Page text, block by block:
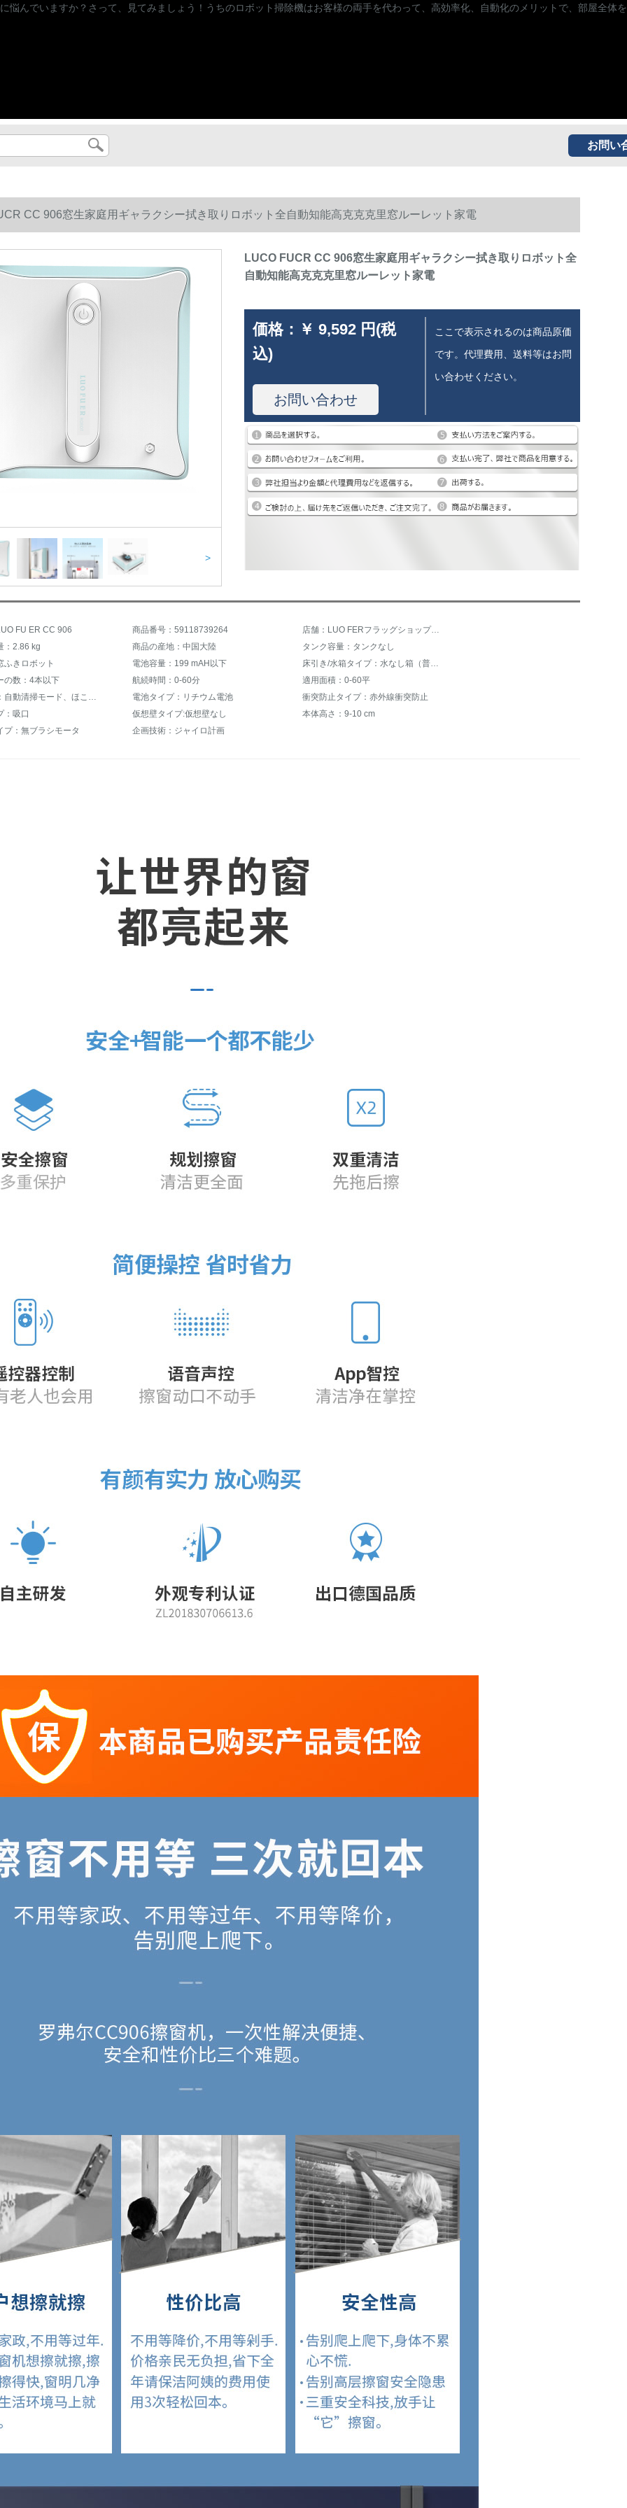
悩んでいますか？さって、見てみましょう！うちのロボット掃除機はお客様の両手を代わって、高効率化、自動化のメリットで、部屋全体
お問い
CC 906窓生家庭用ギャラクシー拭き取りロボット全自動知能高克克克里窓ルーレット家電
>
LUCO FUCR CC 906窓生家庭用ギャラクシー拭き取りロボット全
自動知能高克克克里窓ルーレット家電
価格： ￥ 9,592 円(税
込)
お問い合わせ
ここで表示されるのは商品原価
です。代理費用、送料等はお問
い合わせください。
FU ER CC 906 商品番号：59118739264
店舗：LUO FERフラッグショップの共同購入
：2.86 kg
商品の産地：中国大陸
タンク容量：タンクなし
ふきロボット
電池容量：199 mAH以下
床引き/水箱タイプ：水なし箱（普通雑巾）
の数：4本以下
航続時間：0-60分
適用面積：0-60平
特色機能：自動清掃モード、ほこり識別センサー、延辺清掃機能、隅清掃、APP制御
電池タイプ：リチウム電池
衝突防止タイプ：赤外線衝突防止
：吸口
仮想壁タイプ:仮想壁なし
本体高さ：9-10 cm
プ：無ブラシモータ
企画技術：ジャイロ計画